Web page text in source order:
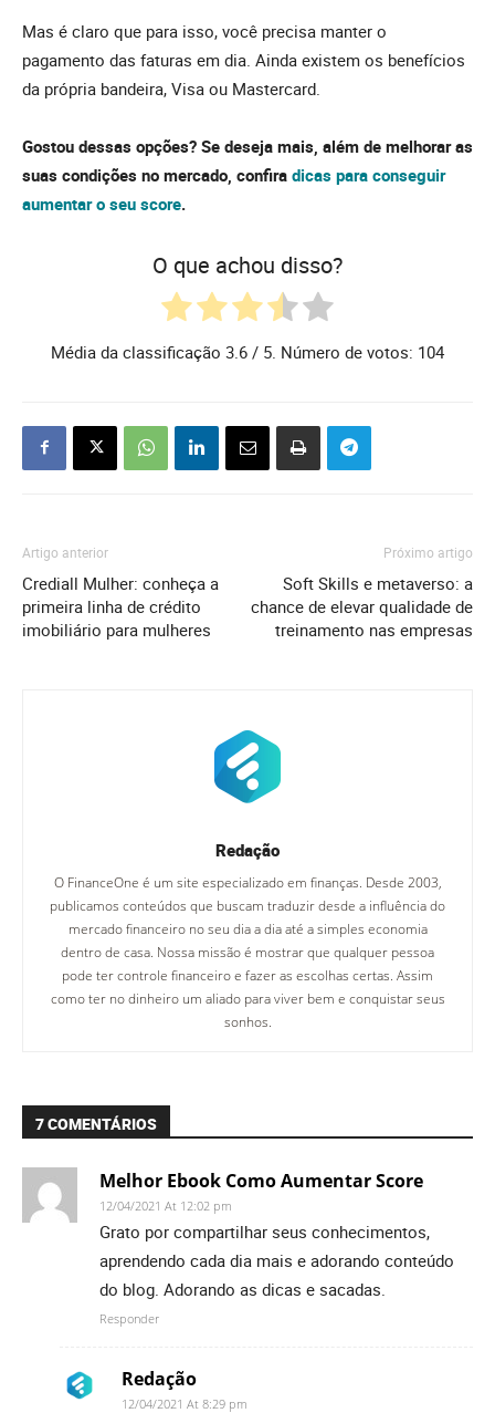
Mas é claro que para isso, você precisa manter o
pagamento das faturas em dia. Ainda existem os benefícios
da própria bandeira, Visa ou Mastercard.
Gostou dessas opções? Se deseja mais, além de melhorar as
suas condições no mercado, confira dicas para conseguir
aumentar o seu score.
O que achou disso?
Média da classificação 3.6 / 5. Número de votos: 104
Artigo anterior
Crediall Mulher: conheça a
primeira linha de crédito
imobiliário para mulheres
Próximo artigo
Soft Skills e metaverso: a
chance de elevar qualidade de
treinamento nas empresas
Redação
O FinanceOne é um site especializado em finanças. Desde 2003,
publicamos conteúdos que buscam traduzir desde a influência do
mercado financeiro no seu dia a dia até a simples economia
dentro de casa. Nossa missão é mostrar que qualquer pessoa
pode ter controle financeiro e fazer as escolhas certas. Assim
como ter no dinheiro um aliado para viver bem e conquistar seus
sonhos.
7 COMENTÁRIOS
Melhor Ebook Como Aumentar Score
12/04/2021 At 12:02 pm
Grato por compartilhar seus conhecimentos,
aprendendo cada dia mais e adorando conteúdo
do blog. Adorando as dicas e sacadas.
Responder
Redação
12/04/2021 At 8:29 pm